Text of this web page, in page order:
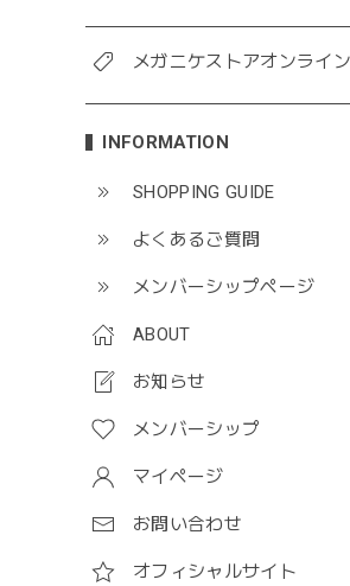
メガニケストアオンライン
INFORMATION
SHOPPING GUIDE
よくあるご質問
メンバーシップページ
ABOUT
お知らせ
メンバーシップ
マイページ
お問い合わせ
オフィシャルサイト